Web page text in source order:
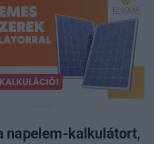
napelem-kalkulátort,